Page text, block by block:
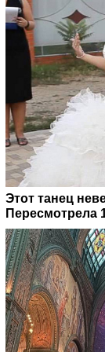
Этот танец
Пересмотрела